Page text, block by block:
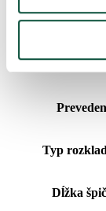
Typ
Percentuálny
Typ
Dĺžka